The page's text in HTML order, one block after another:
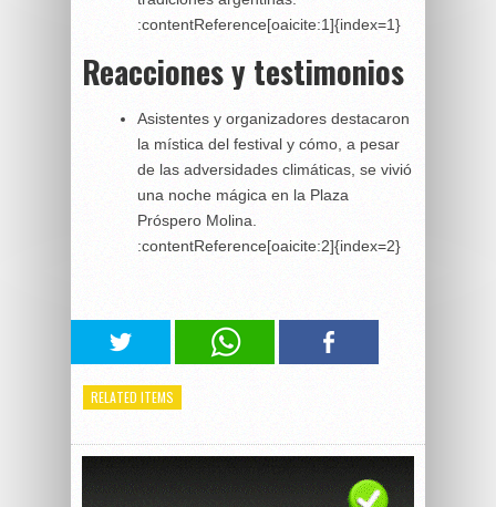
:contentReference[oaicite:1]{index=1}
Reacciones y testimonios
Asistentes y organizadores destacaron
la mística del festival y cómo, a pesar
de las adversidades climáticas, se vivió
una noche mágica en la Plaza
Próspero Molina.
:contentReference[oaicite:2]{index=2}
RELATED ITEMS